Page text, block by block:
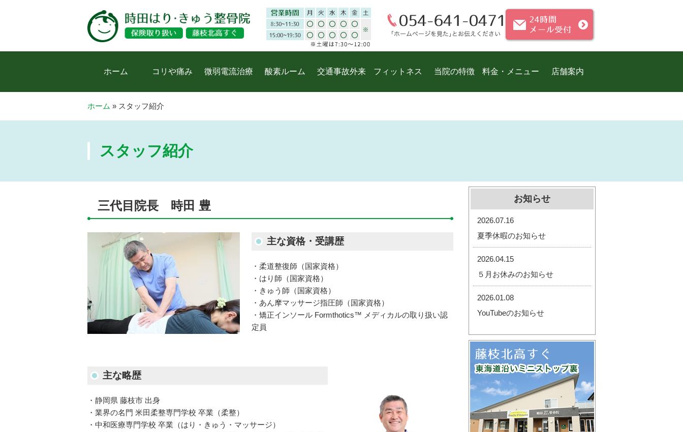
ホーム コリや痛み 微弱電流治療 酸素ルーム 交通事故外来 フィットネス 当院の特徴 料金・メニュー 店舗案内
ホーム » スタッフ紹介
スタッフ紹介
三代目院長 時田 豊
主な資格・受講歴
・柔道整復師（国家資格）
・はり師（国家資格）
・きゅう師（国家資格）
・あん摩マッサージ指圧師（国家資格）
・矯正インソール Formthotics™ メディカルの取り扱い認
定員
主な略歴
・静岡県 藤枝市 出身
・業界の名門 米田柔整専門学校 卒業（柔整）
・中和医療専門学校 卒業（はり・きゅう・マッサージ）
お知らせ
2026.07.16
夏季休暇のお知らせ
2026.04.15
５月お休みのお知らせ
2026.01.08
YouTubeのお知らせ